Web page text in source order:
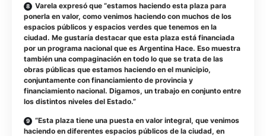
Varela expresó que “estamos haciendo esta plaza para
ponerla en valor, como venimos haciendo con muchos de los
espacios públicos y espacios verdes que tenemos en la
ciudad. Me gustaría destacar que esta plaza está financiada
por un programa nacional que es Argentina Hace. Eso muestra
también una compaginación en todo lo que se trata de las
obras públicas que estamos haciendo en el municipio,
conjuntamente con financiamiento de provincia y
financiamiento nacional. Digamos, un trabajo en conjunto entre
los distintos niveles del Estado.”
“Esta plaza tiene una puesta en valor integral, que venimos
haciendo en diferentes espacios públicos de la ciudad, en